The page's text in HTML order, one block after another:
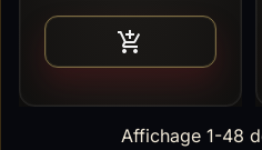

Affichage 1-48